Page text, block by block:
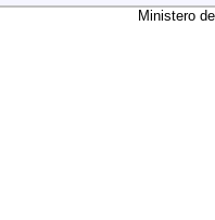
Ministero